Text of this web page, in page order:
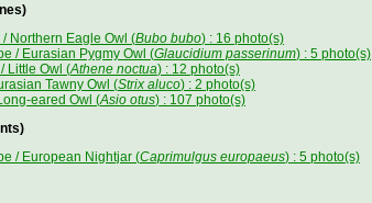
Northern Eagle Owl (Bubo bubo) : 16 photo(s)
/ Eurasian Pygmy Owl (Glaucidium passerinum) : 5 photo(s)
Little Owl (Athene noctua) : 12 photo(s)
Tawny Owl (Strix aluco) : 2 photo(s)
eared Owl (Asio otus) : 107 photo(s)
/ European Nightjar (Caprimulgus europaeus) : 5 photo(s)